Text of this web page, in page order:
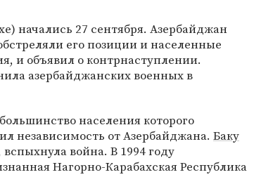
начались 27 сентября. Азербайджан
его позиции и населенные
и объявил о контрнаступлении.
азербайджанских военных в
населения которого
независимость от Азербайджана. Баку
война. В 1994 году
Нагорно-Карабахская Республика